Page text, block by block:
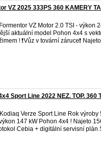
VZ 2025 333PS 360 KAMERY
VZ Motor 2.0 TSI - výkon
aktuální model Pohon 4x4 s
! ❗️Vůz v tovární záruce❗️
Sport Line 2022 NEZ. TOP. 360
Verze Sport Line Rok
147 kW Pohon 4x4 ! Najeto
Cebia + digitální servisní plán